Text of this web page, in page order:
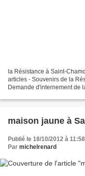
la Résistance à Saint-
articles - Souvenirs de la
Demande d'internement de
maison jaune à
Publié le 18/10/2012 à 11:58
Par michelrenard